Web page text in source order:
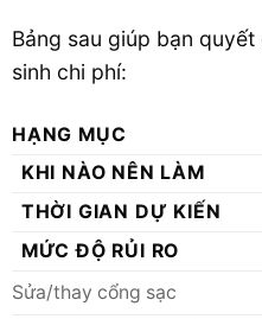
Bảng sau giúp bạn
sinh chi phí:
HẠNG MỤC
KHI NÀO NÊN LÀM
THỜI GIAN DỰ KIẾN
MỨC ĐỘ RỦI RO
Sửa/thay cổng sạc